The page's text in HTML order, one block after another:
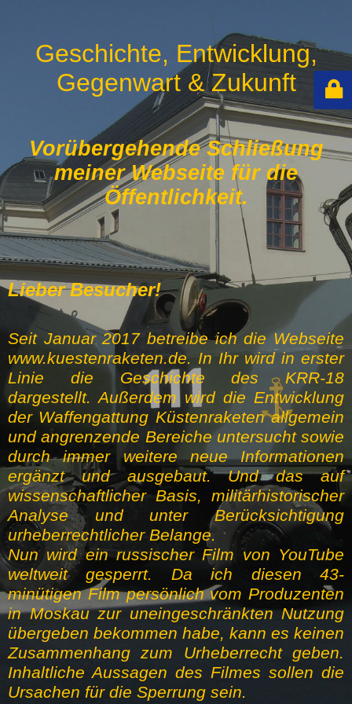
Geschichte, Entwicklung,
Gegenwart & Zukunft
Vorübergehende Schließung
meiner Webseite für die
Öffentlichkeit.
Lieber Besucher!
Seit Januar 2017 betreibe ich die Webseite
www.kuestenraketen.de. In Ihr wird in erster
Linie die Geschichte des KRR-18
dargestellt. Außerdem wird die Entwicklung
der Waffengattung Küstenraketen allgemein
und angrenzende Bereiche untersucht sowie
durch immer weitere neue Informationen
ergänzt und ausgebaut. Und das auf
wissenschaftlicher Basis, militärhistorischer
Analyse und unter Berücksichtigung
urheberrechtlicher Belange.
Nun wird ein russischer Film von YouTube
weltweit gesperrt. Da ich diesen 43-
minütigen Film persönlich vom Produzenten
in Moskau zur uneingeschränkten Nutzung
übergeben bekommen habe, kann es keinen
Zusammenhang zum Urheberrecht geben.
Inhaltliche Aussagen des Filmes sollen die
Ursachen für die Sperrung sein.